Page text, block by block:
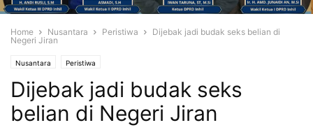
Home Nusantara Peristiwa
Dijebak jadi budak seks belian di
Negeri Jiran
Nusantara Peristiwa
Dijebak jadi budak seks
belian di Negeri Jiran